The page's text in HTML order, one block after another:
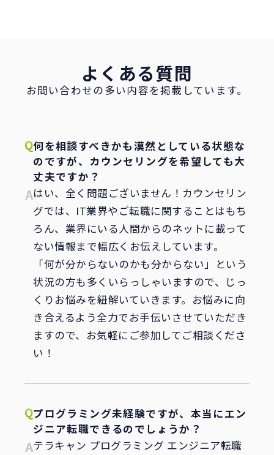
よくある質問
お問い合わせの多い内容を掲載しています。
何を相談すべきかも漠然としている状態な
のですが、カウンセリングを希望しても大
丈夫ですか？
はい、全く問題ございません！カウンセリン
グでは、IT業界やご転職に関することはもち
ろん、業界にいる人間からのネットに載って
ない情報まで幅広くお伝えしています。
「何が分からないのかも分からない」という
状況の方も多くいらっしゃいますので、じっ
くりお悩みを紐解いていきます。お悩みに向
き合えるよう全力でお手伝いさせていただき
ますので、お気軽にご参加してご相談くださ
い！
プログラミング未経験ですが、本当にエン
ジニア転職できるのでしょうか？
テラキャン プログラミング エンジニア転職